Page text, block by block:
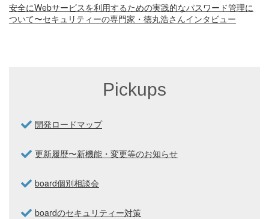
安全にWebサービスを利用するための実践的なパスワード管理に
ついて〜セキュリティーの専門家・徳丸浩さんインタビュー
Pickups
開発ロードマップ
更新履歴〜新機能・変更等のお知らせ
board個別相談会
boardのセキュリティー対策